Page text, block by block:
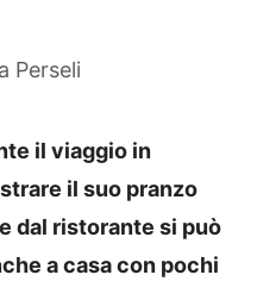
Perseli
il viaggio in
il suo pranzo
dal ristorante si può
a casa con pochi